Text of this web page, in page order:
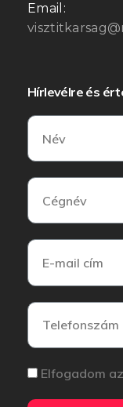
Email:
Hírlevélre és
Elfogadom az